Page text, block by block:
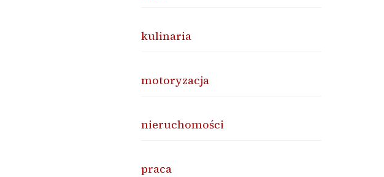
kulinaria
motoryzacja
nieruchomości
praca